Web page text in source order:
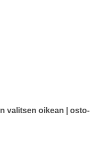
valitsen oikean | osto-